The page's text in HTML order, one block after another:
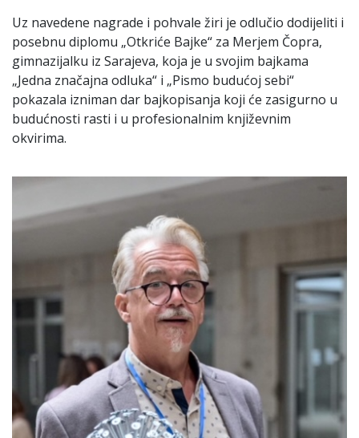
Uz navedene nagrade i pohvale žiri je odlučio dodijeliti i
posebnu diplomu „Otkriće Bajke“ za Merjem Čopra,
gimnazijalku iz Sarajeva, koja je u svojim bajkama
„Jedna značajna odluka“ i „Pismo budućoj sebi“
pokazala izniman dar bajkopisanja koji će zasigurno u
budućnosti rasti i u profesionalnim književnim
okvirima.